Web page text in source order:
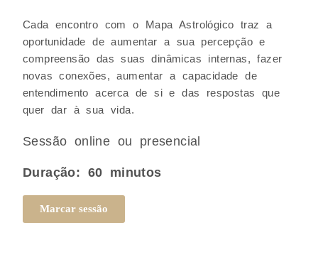
Cada encontro com o Mapa Astrológico traz a
oportunidade de aumentar a sua percepção e
compreensão das suas dinâmicas internas, fazer
novas conexões, aumentar a capacidade de
entendimento acerca de si e das respostas que
quer dar à sua vida.
Sessão online ou presencial
Duração: 60 minutos
Marcar sessão